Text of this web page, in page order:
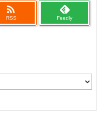

RSS Feedly